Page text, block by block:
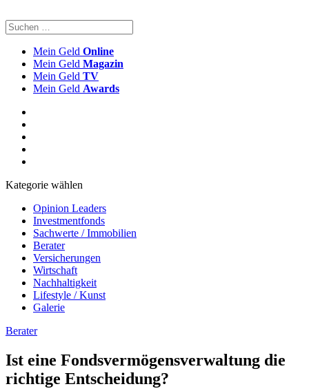
Mein Geld Online
Mein Geld Magazin
Mein Geld TV
Mein Geld Awards
Kategorie wählen
Opinion Leaders
Investmentfonds
Sachwerte / Immobilien
Berater
Versicherungen
Wirtschaft
Nachhaltigkeit
Lifestyle / Kunst
Galerie
Berater
Ist eine Fondsvermögensverwaltung die
richtige Entscheidung?